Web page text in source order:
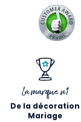
La marque n1
De la décoration
Mariage